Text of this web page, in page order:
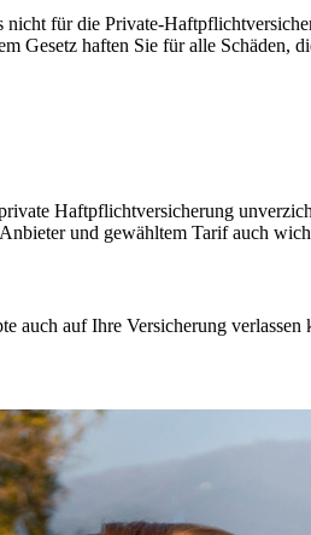
für die Private-
Gesetz haften Sie für alle Schäden,
Haftpflichtversicherung
und gewähltem Tarif auch
auch auf Ihre Versicherung verlassen